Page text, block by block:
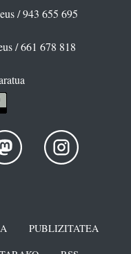
/ 943 655 695
/ 661 678 818
PUBLIZITATEA